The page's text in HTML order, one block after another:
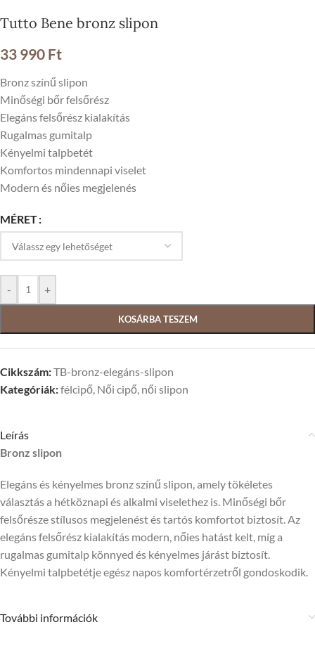
Tutto Bene bronz slipon
33 990 Ft
Bronz színű slipon
Minőségi bőr felsőrész
Elegáns felsőrész kialakítás
Rugalmas gumitalp
Kényelmi talpbetét
Komfortos mindennapi viselet
Modern és nőies megjelenés
MÉRET
- +
KOSÁRBA TESZEM
Cikkszám:TB-bronz-elegáns-slipon
Kategóriák:félcipő Női cipő női slipon
Leírás
Bronz slipon
Elegáns és kényelmes bronz színű slipon, amely tökéletes
választás a hétköznapi és alkalmi viselethez is. Minőségi bőr
felsőrésze stílusos megjelenést és tartós komfortot biztosít. Az
elegáns felsőrész kialakítás modern, nőies hatást kelt, míg a
rugalmas gumitalp könnyed és kényelmes járást biztosít.
Kényelmi talpbetétje egész napos komfortérzetről gondoskodik.
További információk